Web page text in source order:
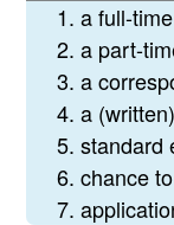
a full-
a part-
a
a
standard
chance